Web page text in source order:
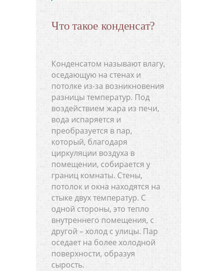
Что такое конденсат?
Конденсатом называют влагу,
оседающую на стенах и
потолке из-за возникновения
разницы температур. Под
воздействием жара из печи,
вода испаряется и
преобразуется в пар,
который, благодаря
циркуляции воздуха в
помещении, собирается у
границ комнаты. Стены,
потолок и окна находятся на
стыке двух температур. С
одной стороны, это тепло
внутреннего помещения, с
другой – холод с улицы. Пар
оседает на более холодной
поверхности, образуя
сырость.